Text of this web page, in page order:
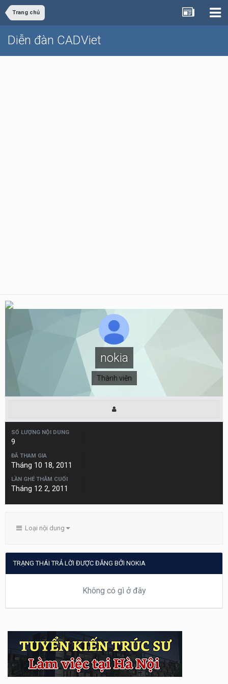
Trang chủ
Diễn đàn CADViet
nokia
Thành viên
SỐ LƯỢNG NỘI DUNG
9
ĐÃ THAM GIA
Tháng 10 18, 2011
LẦN GHÉ THĂM CUỐI
Tháng 12 2, 2011
Loại nội dung
TRẠNG THÁI TRẢ LỜI ĐƯỢC ĐĂNG BỞI NOKIA
Không có gì ở đây